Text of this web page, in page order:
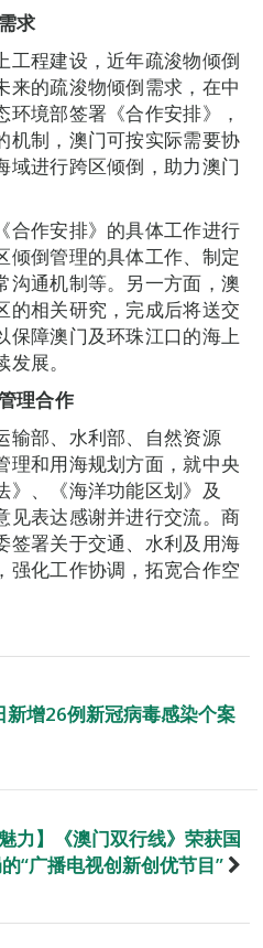
求
工程建设，近年疏浚物倾倒
来的疏浚物倾倒需求，在中
境部签署《合作安排》，
机制，澳门可按实际需要协
域进行跨区倾倒，助力澳门
合作安排》的具体工作进行
倾倒管理的具体工作、制定
沟通机制等。另一方面，澳
的相关研究，完成后将送交
保障澳门及环珠江口的海上
展。
理合作
输部、水利部、自然资源
理和用海规划方面，就中央
》、《海洋功能区划》及
见表达感谢并进行交流。商
签署关于交通、水利及用海
强化工作协调，拓宽合作空
新增26例新冠病毒感染个案
力】《澳门双行线》荣获国
“广播电视创新创优节目”